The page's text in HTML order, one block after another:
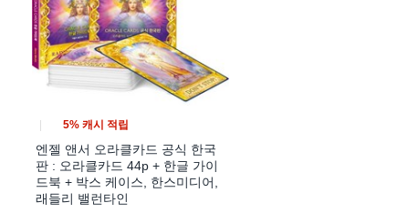
5% 캐시 적립
엔젤 앤서 오라클카드 공식 한국
판 : 오라클카드 44p + 한글 가이
드북 + 박스 케이스, 한스미디어,
래들리 밸런타인